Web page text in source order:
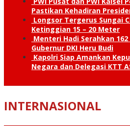
Pastikan Kehadiran
Longsor Tergerus Sungai
Ketinggian 15 – 20 Meter
Menteri Hadi Serahkan
Gubernur DKI Heru Budi
Kapolri Siap Amankan
Negara dan Delegasi KTT
INTERNASIONAL